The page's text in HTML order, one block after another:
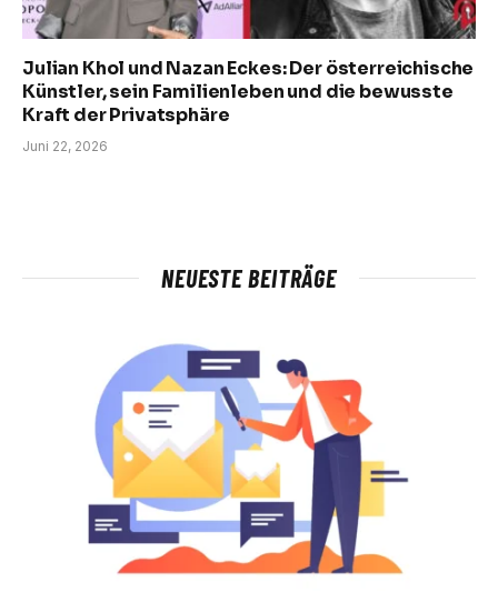
Julian Khol und Nazan Eckes: Der österreichische
Künstler, sein Familienleben und die bewusste
Kraft der Privatsphäre
Juni 22, 2026
NEUESTE BEITRÄGE